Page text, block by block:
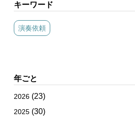
キーワード
演奏依頼
年ごと
2026 (23)
2025 (30)